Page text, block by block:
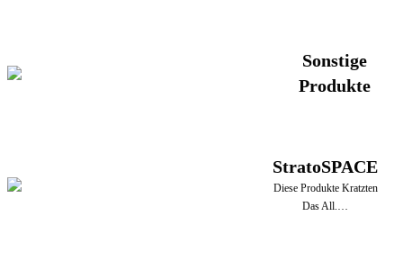
Sonstige
Produkte
StratoSPACE
Diese Produkte Kratzten
Das All.…